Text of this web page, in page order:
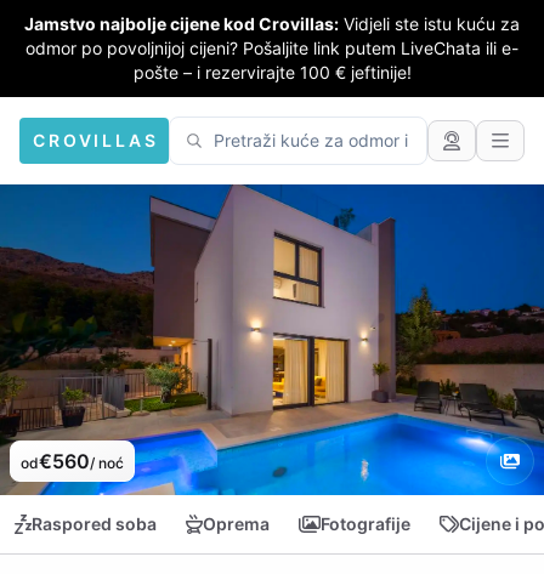
Jamstvo najbolje cijene kod Crovillas: Vidjeli ste istu kuću za
odmor po povoljnijoj cijeni? Pošaljite link putem LiveChata ili e-
pošte – i rezervirajte 100 € jeftinije!
CROVILLAS
od€560/ noć
Raspored soba Oprema Fotografije Cijene i